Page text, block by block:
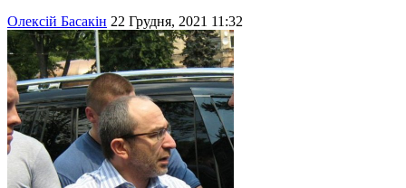
Олексій Басакін 22 Грудня, 2021 11:32